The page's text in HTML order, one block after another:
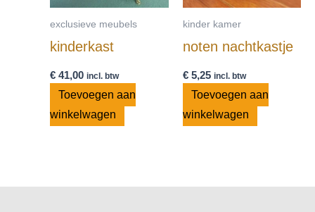
exclusieve meubels
kinderkast
€ 41,00 incl. btw
Toevoegen aan
winkelwagen
kinder kamer
noten nachtkastje
€5,25 incl. btw
Toevoegen aan
winkelwagen